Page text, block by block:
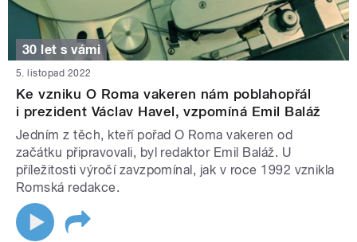
30 let s vámi
5. listopad 2022
Ke vzniku O Roma vakeren nám poblahopřál
i prezident Václav Havel, vzpomíná Emil Baláž
Jedním z těch, kteří pořad O Roma vakeren od
začátku připravovali, byl redaktor Emil Baláž. U
příležitosti výročí zavzpomínal, jak v roce 1992 vznikla
Romská redakce.